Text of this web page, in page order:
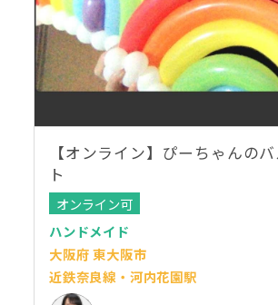
【オンライン】ぴーちゃんの
ト
オンライン可
ハンドメイド
大阪府 東大阪市
近鉄奈良線・河内花園駅